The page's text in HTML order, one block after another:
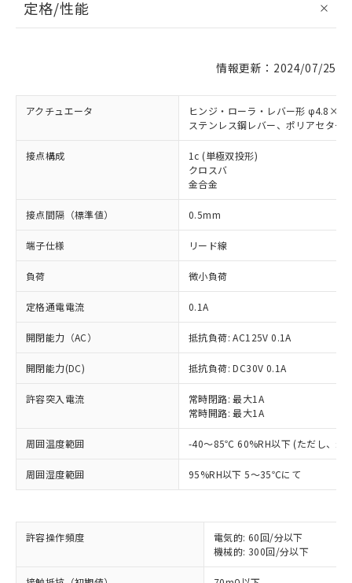
定格/性能
情報更新：2024/07/25
アクチュエータ
ヒンジ・ローラ・レバー形
ステンレス鋼レバー、ポリアセター
接点構成
1c (単極双投形)
クロスバ
金合金
接点間隔（標準値） 0.5mm
端子仕様 リード線
負荷 微小負荷
定格通電電流 0.1A
開閉能力（AC） 抵抗負荷: AC125V 0.1A
開閉能力(DC) 抵抗負荷: DC30V 0.1A
許容突入電流
常時閉路: 最大1A
常時開路: 最大1A
周囲温度範囲 -40～85℃ 60%RH以下 (ただし、氷
周囲湿度範囲 95%RH以下 5～35℃にて
許容操作頻度
電気的: 60回/分以下
機械的: 300回/分以下
対応済み：EU RoHS指令（10物質）の
非含有に対応した製品が提供可能な商品で
す。